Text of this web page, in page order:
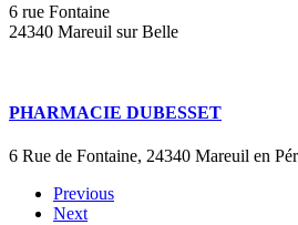
6 rue Fontaine
24340 Mareuil sur Belle
PHARMACIE DUBESSET
6 Rue de Fontaine, 24340 Mareuil en
Previous
Next